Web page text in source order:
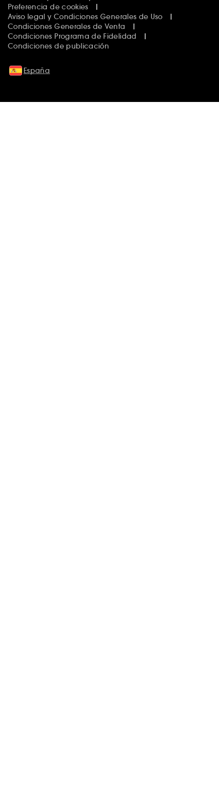
Preferencia de cookies
Aviso legal y Condiciones Generales de Uso
Condiciones Generales de Venta
Condiciones Programa de Fidelidad
Condiciones de publicación
España